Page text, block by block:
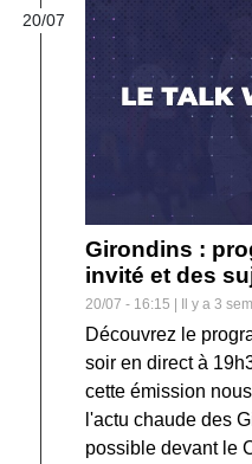
20/07
Girondins :
invité et des
20/07 - 16:15 | Il y a 3
Découvrez le
soir en direct à
cette émission
l'actu chaude des
possible devant le